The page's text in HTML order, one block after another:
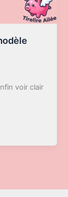
voir clair